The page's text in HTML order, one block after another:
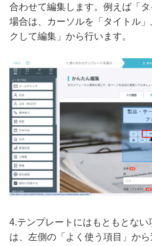
合わせて編集します。例えば「
場合は、カーソルを「タイトル
クして編集」から行います。
4.テンプレートにはもともとない
は、左側の「よく使う項目」か